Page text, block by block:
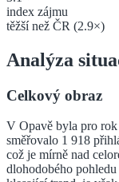
index zájmu
těžšínež ČR (2.9×)
Analýza
Celkový obraz
V Opavě byla pro rok
směřovalo 1 918
což je mírně nad
dlohodobého